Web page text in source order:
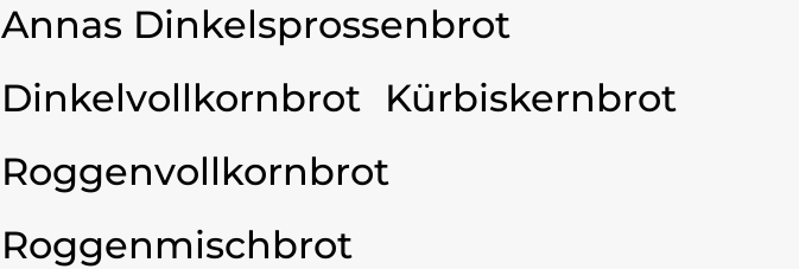
Annas Dinkelsprossenbrot
Dinkelvollkornbrot Kürbiskernbrot
Roggenvollkornbrot
Roggenmischbrot